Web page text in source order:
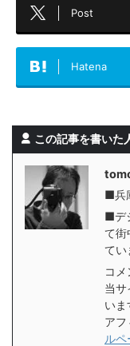
Post
Hatena
この記事を書いた
■兵
■デ
て街
てい
コ
当サ
いま
アフ
ルペ